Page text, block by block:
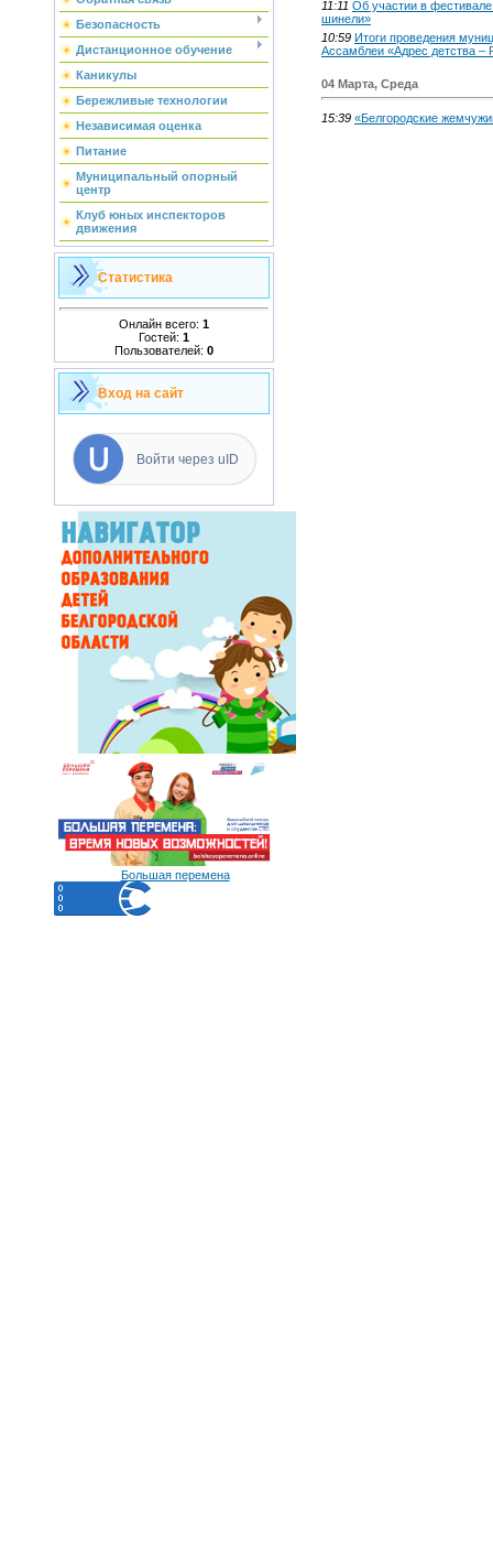
Безопасность
Дистанционное обучение
Каникулы
Бережливые технологии
Независимая оценка
Питание
Муниципальный опорный
центр
Клуб юных инспекторов
движения
Статистика
Онлайн всего: 1
Гостей: 1
Пользователей: 0
Вход на сайт
Войти через uID
Большая перемена
11:11 Об участии в фестивале
шинели»
10:59 Итоги проведения
Ассамблеи «Адрес детства –
04 Марта, Среда
15:39 «Белгородские